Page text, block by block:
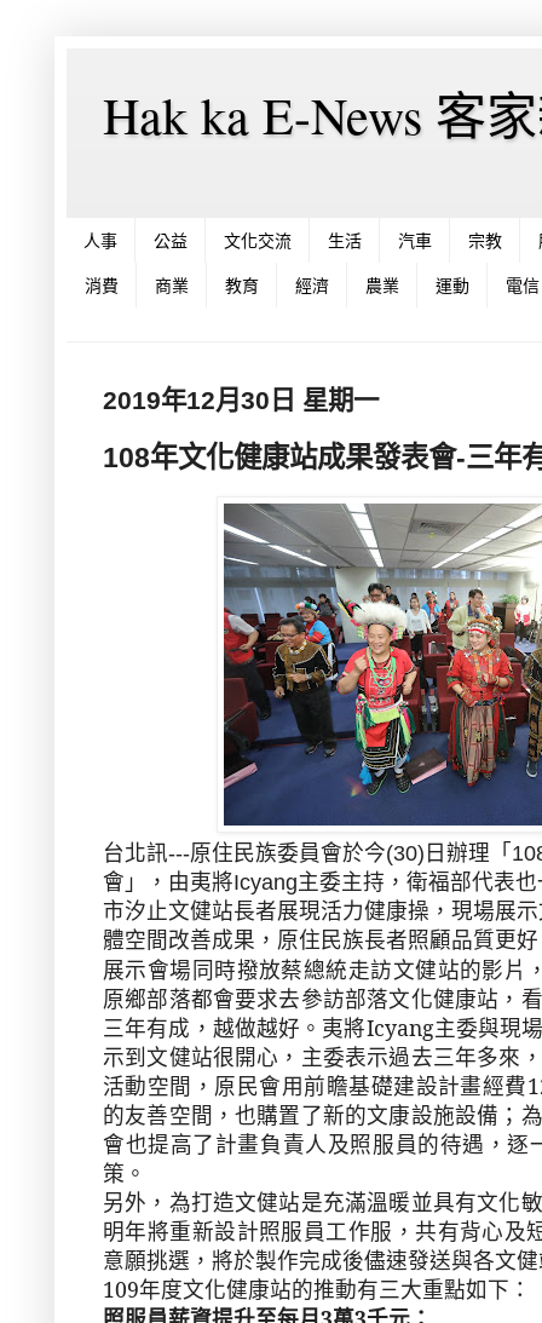
Hak ka E-News 客
人事 公益 文化交流 生活 汽車 宗教
消費 商業 教育 經濟 農業 運動 電信
2019年12月30日 星期一
108年文化健康站成果發表會-三年
台北訊---原住民族委員會於今(30) 日辦理「
會」，由夷將Icyang主委主持，衛福部代表
市汐止文健站長者展現活力健康操，現場展
體空間改善成果，原住民族長者照顧品質更
展示會場同時撥放蔡總統走訪文健站的影片
原鄉部落都會要求去參訪部落文化健康站，
三年有成，越做越好。夷將Icyang主委與現
示到文健站很開心，主委表示過去三年多來
活動空間，原民會用前瞻基礎建設計畫經費
的友善空間，也購置了新的文康設施設備；
會也提高了計畫負責人及照服員的待遇，逐
策。
另外，為打造文健站是充滿溫暖並具有文化
明年將重新設計照服員工作服，共有背心及
意願挑選，將於製作完成後儘速發送與各文
109年度文化健康站的推動有三大重點如下：